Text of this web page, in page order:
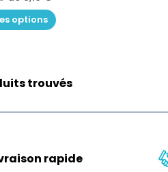
options
trouvés
rapide